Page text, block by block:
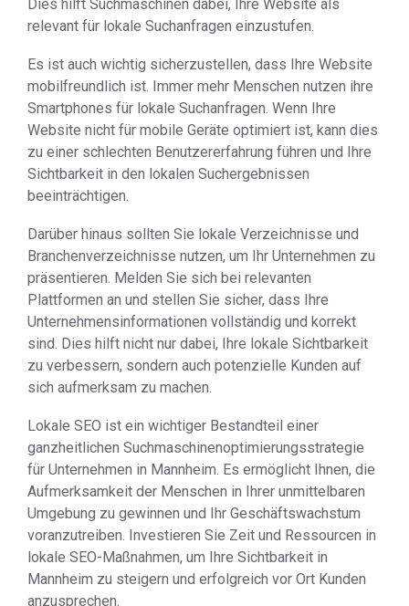
Dies hilft Suchmaschinen dabei, Ihre Website als
relevant für lokale Suchanfragen einzustufen.
Es ist auch wichtig sicherzustellen, dass Ihre Website
mobilfreundlich ist. Immer mehr Menschen nutzen ihre
Smartphones für lokale Suchanfragen. Wenn Ihre
Website nicht für mobile Geräte optimiert ist, kann dies
zu einer schlechten Benutzererfahrung führen und Ihre
Sichtbarkeit in den lokalen Suchergebnissen
beeinträchtigen.
Darüber hinaus sollten Sie lokale Verzeichnisse und
Branchenverzeichnisse nutzen, um Ihr Unternehmen zu
präsentieren. Melden Sie sich bei relevanten
Plattformen an und stellen Sie sicher, dass Ihre
Unternehmensinformationen vollständig und korrekt
sind. Dies hilft nicht nur dabei, Ihre lokale Sichtbarkeit
zu verbessern, sondern auch potenzielle Kunden auf
sich aufmerksam zu machen.
Lokale SEO ist ein wichtiger Bestandteil einer
ganzheitlichen Suchmaschinenoptimierungsstrategie
für Unternehmen in Mannheim. Es ermöglicht Ihnen, die
Aufmerksamkeit der Menschen in Ihrer unmittelbaren
Umgebung zu gewinnen und Ihr Geschäftswachstum
voranzutreiben. Investieren Sie Zeit und Ressourcen in
lokale SEO-Maßnahmen, um Ihre Sichtbarkeit in
Mannheim zu steigern und erfolgreich vor Ort Kunden
anzusprechen.